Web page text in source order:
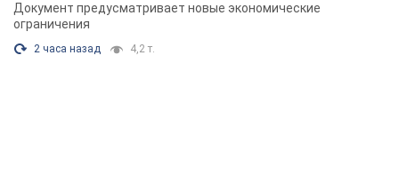
Документ предусматривает новые экономические
ограничения
2 часа назад 4,2 т.